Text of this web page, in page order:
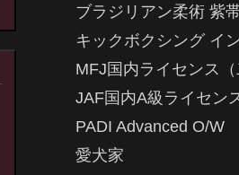
ブラジリアン柔術 紫
キックボクシング イ
MFJ国内ライセンス（
JAF国内A級ライセン
PADI Advanced O/W
愛犬家